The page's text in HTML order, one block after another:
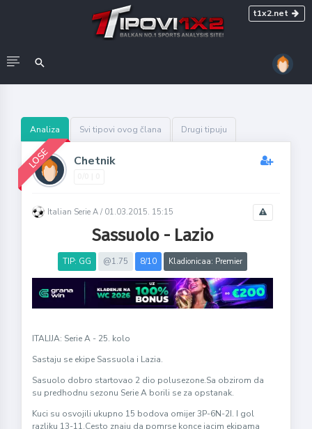
t1x2.net
Analiza Svi tipovi ovog člana Drugi tipuju
LOSE Chetnik
Italian Serie A / 01.03.2015. 15:15
Sassuolo - Lazio
TIP: GG @1.75 8/10 Kladionicaa: Premier
ITALIJA: Serie A - 25. kolo
Sastaju se ekipe Sassuola i Lazia.
Sasuolo dobro startovao 2 dio polusezone.Sa obzirom da
su predhodnu sezonu Serie A borili se za opstanak.
Kuci su osvojili ukupno 15 bodova omijer 3P-6N-2I. I gol
razliku 13-11.Cesto znaju da pomrse konce jacim ekipama